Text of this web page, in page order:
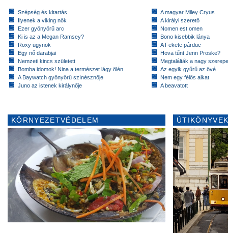
Szépség és kitartás
Ilyenek a viking nők
Ezer gyönyörű arc
Ki is az a Megan Ramsey?
Roxy ügynök
Egy nő darabjai
Nemzeti kincs született
Bomba idomok! Nina a természet lágy ölén
A Baywatch gyönyörű színésznője
Juno az istenek királynője
A magyar Miley Cryus
A királyi szerető
Nomen est omen
Bono kisebbik lánya
A Fekete párduc
Hova tűnt Jenn Proske?
Megtalálták a nagy
Az egyik gyűrű az övé
Nem egy félős alkat
A beavatott
KÖRNYEZETVÉDELEM